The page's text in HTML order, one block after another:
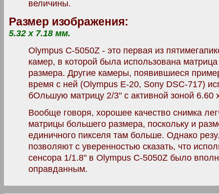
величины.
Размер изображения:
5.32 x 7.18 мм.
Olympus С-5050Z - это первая из
камер, в которой была использована матрица
размера. Другие камеры, появившиеся
время с ней (Olympus E-20, Sony DSC-717)
бОльшую матрицу 2/3" с активной зоной 6.60
Вообще говоря, хорошее качество снимка
матрицы большего размера, поскольку и
единичного пикселя там больше. Однако
позволяют с уверенностью сказать, что
сенсора 1/1.8" в Olympus C-5050Z было
оправданным.